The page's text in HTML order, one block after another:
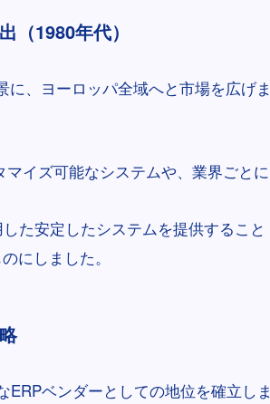
（1980年代）
、ヨーロッパ全域へと市場を広げま
マイズ可能なシステムや、業界ごとに
た安定したシステムを提供すること
にしました。
ベンダーとしての地位を確立しま